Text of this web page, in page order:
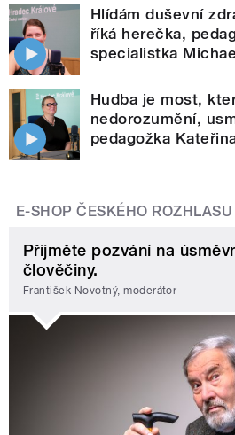
Hlídám duševní
říká herečka,
specialistka
Hudba je most,
nedorozumění,
pedagožka
E-SHOP ČESKÉHO ROZHLASU
Přijměte pozvání na
člověčiny.
František Novotný, moderátor